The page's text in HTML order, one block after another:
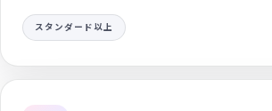
スタンダード以上